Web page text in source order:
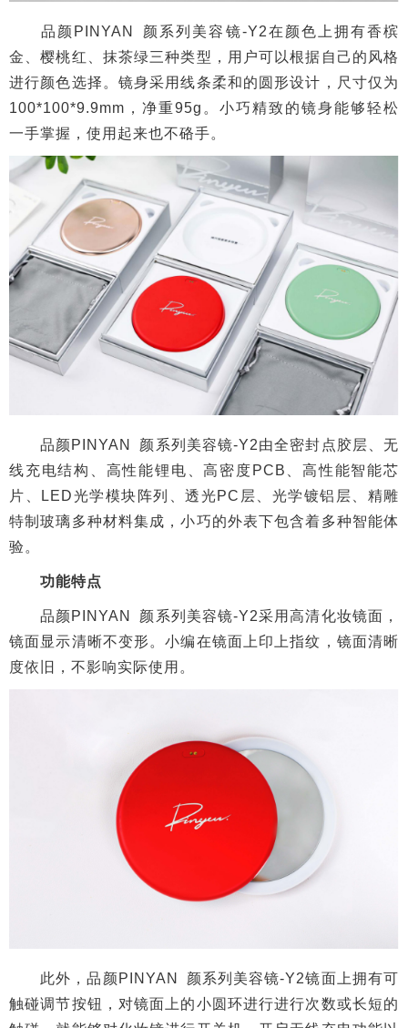
品颜PINYAN 颜系列美容镜-Y2在颜色上拥有香槟
金、樱桃红、抹茶绿三种类型，用户可以根据自己的风格
进行颜色选择。镜身采用线条柔和的圆形设计，尺寸仅为
100*100*9.9mm，净重95g。小巧精致的镜身能够轻松
一手掌握，使用起来也不硌手。
品颜PINYAN 颜系列美容镜-Y2由全密封点胶层、无
线充电结构、高性能锂电、高密度PCB、高性能智能芯
片、LED光学模块阵列、透光PC层、光学镀铝层、精雕
特制玻璃多种材料集成，小巧的外表下包含着多种智能体
验。
功能特点
品颜PINYAN 颜系列美容镜-Y2采用高清化妆镜面，
镜面显示清晰不变形。小编在镜面上印上指纹，镜面清晰
度依旧，不影响实际使用。
此外，品颜PINYAN 颜系列美容镜-Y2镜面上拥有可
触碰调节按钮，对镜面上的小圆环进行进行次数或长短的